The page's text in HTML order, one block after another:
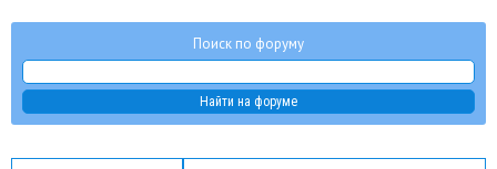
Поиск по форуму